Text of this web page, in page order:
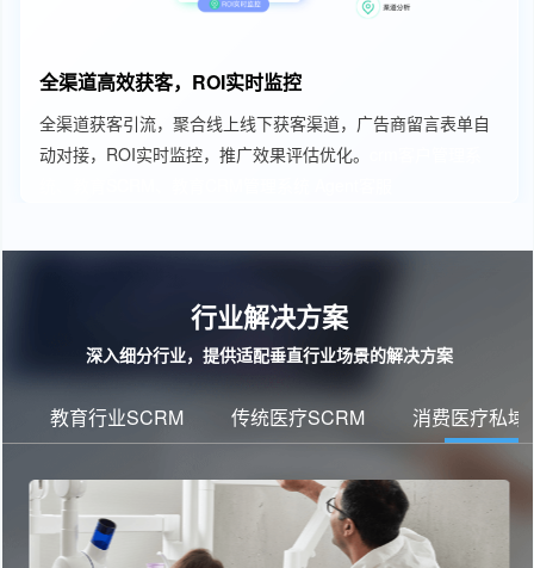
全渠道高效获客，ROI实时监控
全渠道获客引流，聚合线上线下获客渠道，广告商留言表单自
动对接，ROI实时监控，推广效果评估优化。
行业解决方案
深入细分行业，提供适配垂直行业场景的解决方案
教育行业SCRM 传统医疗SCRM 消费医疗私域